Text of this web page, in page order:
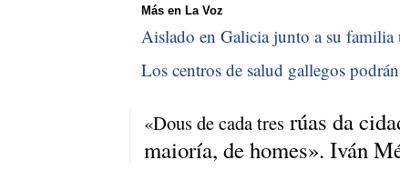
Más en La Voz
Aislado en Galicia junto a su
Los centros de salud gallegos
«Dous de cada tres rúas da
maioría, de homes». Iván